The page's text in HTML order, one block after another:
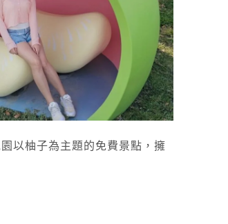
以柚子為主題的免費景點，擁